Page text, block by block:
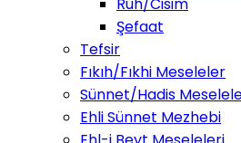
Şefaat
Tefsir
Fıkıh/Fıkhi Meseleler
Sünnet/Hadis
Ehli Sünnet Mezhebi